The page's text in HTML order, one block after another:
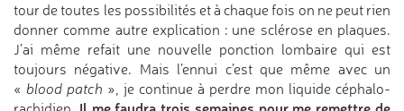
tour de toutes les possibilités et à chaque fois on ne peut rien
donner comme autre explication : une sclérose en plaques.
J’ai même refait une nouvelle ponction lombaire qui est
toujours négative. Mais l’ennui c’est que même avec un
« blood patch », je continue à perdre mon liquide céphalo-